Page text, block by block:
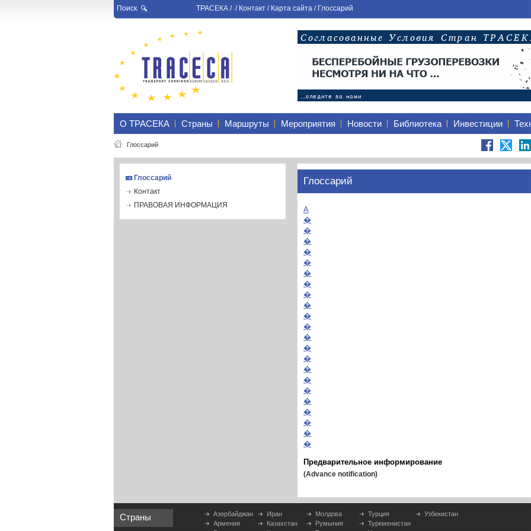
Поиск ТРАСЕКА/ /Контакт/Карта сайта/Глоссарий
О ТРАСЕКА Страны Маршруты Мероприятия Новости Библиотека Инвестиции
Глоссарий
Глоссарий
Контакт
ПРАВОВАЯ ИНФОРМАЦИЯ
Глоссарий
A
�
�
�
�
�
�
�
�
�
�
�
�
�
�
�
�
�
�
�
�
�
�
Предварительное информирование
(Advance notification)
Страны
Азербайджан
Армения
Иран
Казахстан
Молдова
Румыния
Турция
Туркменистан
Узбекистан